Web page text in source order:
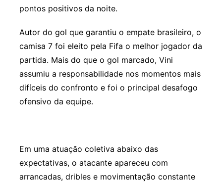
pontos positivos da noite.
Autor do gol que garantiu o empate brasileiro, o
camisa 7 foi eleito pela Fifa o melhor jogador da
partida. Mais do que o gol marcado, Vini
assumiu a responsabilidade nos momentos mais
difíceis do confronto e foi o principal desafogo
ofensivo da equipe.
Em uma atuação coletiva abaixo das
expectativas, o atacante apareceu com
arrancadas, dribles e movimentação constante